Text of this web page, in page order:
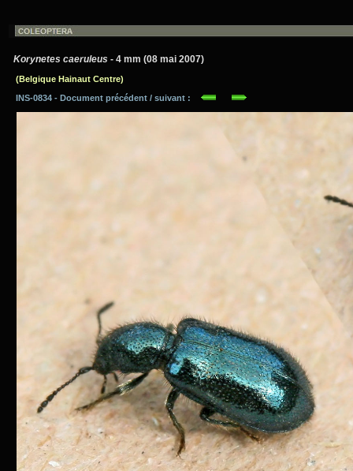
Korynetes caeruleus - 4 mm (08 mai 2007)
(Belgique Hainaut Centre)
INS-0834 - Document précédent / suivant :